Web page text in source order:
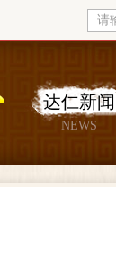
达仁新闻
NEWS